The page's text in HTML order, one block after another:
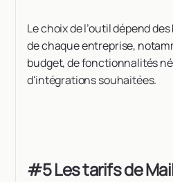
Le choix de l’outil dépend
de chaque entreprise,
budget, de fonctionnalités
d'intégrations souhaitées.
#5 Les tarifs de